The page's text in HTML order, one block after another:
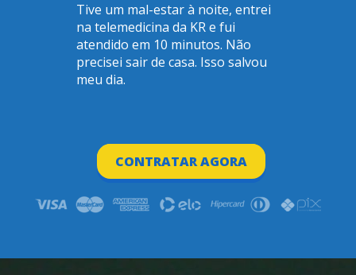
Tive um mal-estar à noite, entrei
na telemedicina da KR e fui
atendido em 10 minutos. Não
precisei sair de casa. Isso salvou
meu dia.
CONTRATAR AGORA
CONTRATAR AGORA